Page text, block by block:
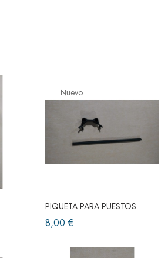
Nuevo
PIQUETA PARA PUESTOS
8,00 €